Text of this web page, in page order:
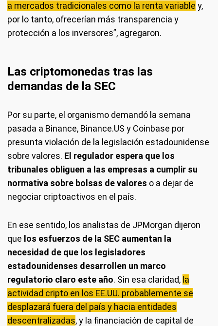
a mercados tradicionales como la renta variable y,
por lo tanto, ofrecerían más transparencia y
protección a los inversores”, agregaron.
Las criptomonedas tras las
demandas de la SEC
Por su parte, el organismo demandó la semana
pasada a Binance, Binance.US y Coinbase por
presunta violación de la legislación estadounidense
sobre valores. El regulador espera que los
tribunales obliguen a las empresas a cumplir su
normativa sobre bolsas de valores o a dejar de
negociar criptoactivos en el país.
En ese sentido, los analistas de JPMorgan dijeron
que los esfuerzos de la SEC aumentan la
necesidad de que los legisladores
estadounidenses desarrollen un marco
regulatorio claro este año. Sin esa claridad, la
actividad cripto en los EE.UU. probablemente se
desplazará fuera del país y hacia entidades
descentralizadas, y la financiación de capital de